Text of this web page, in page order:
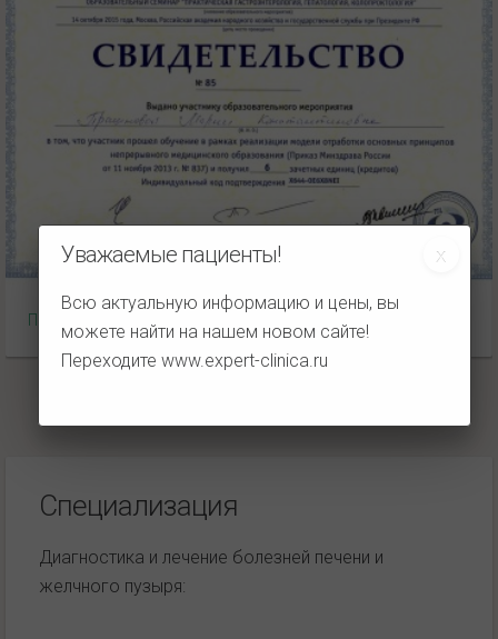
Уважаемые пациенты!
Всю актуальную информацию и цены, вы
можете найти на нашем новом сайте!
Переходитеwww.expert-clinica.ru
Практическая гастроэнтерология
Специализация
Диагностика и лечение болезней печени и
желчного пузыря: